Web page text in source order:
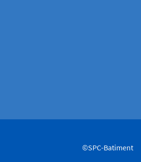
©SPC-Batiment